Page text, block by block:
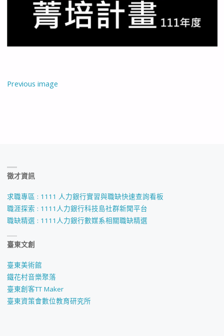
Previous image
徵才資訊
求職專區 : 1111 人力銀行實習與職缺快速查詢看板
職涯探索 : 1111人力銀行科技島社群新聞平台
職缺精選 : 1111人力銀行數媒系相關職缺精選
臺東文創
臺東美術館
鐵花村音樂聚落
臺東創客TT Maker
臺東資策會數位教育研究所